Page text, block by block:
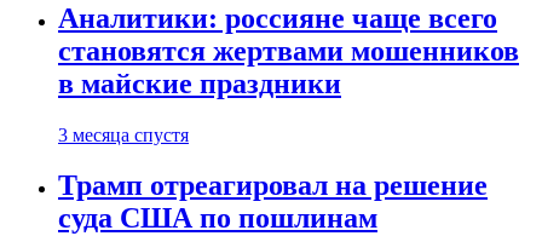
Аналитики: россияне чаще всего
становятся жертвами мошенников
в майские праздники
3 месяца спустя
Трамп отреагировал на решение
суда США по пошлинам